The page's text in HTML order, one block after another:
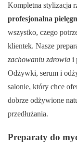
Kompletna stylizacja
profesjonalna
wszystko, czego
klientek. Nasze
zachowaniu zdrowia i
Odżywki, serum i
salonie, który chce
dobrze odżywione
przedłużania.
Preparaty do